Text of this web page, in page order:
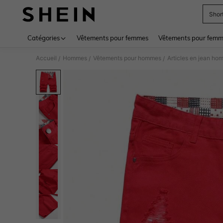
Catégories Vêtements pour femmes Vêtements pour
Accueil / Hommes / Vêtements pour hommes / Articles en jean